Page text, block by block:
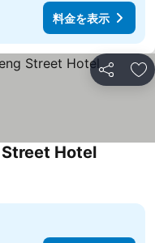
料金を表示
シェア お
Hotel料金を表